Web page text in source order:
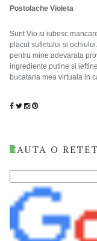
Postolache Violeta
Sunt Vio si iubesc
placut sufletului si
pentru mine adevarata
ingrediente putine si
bucataria mea virtuala in
CAUTA O